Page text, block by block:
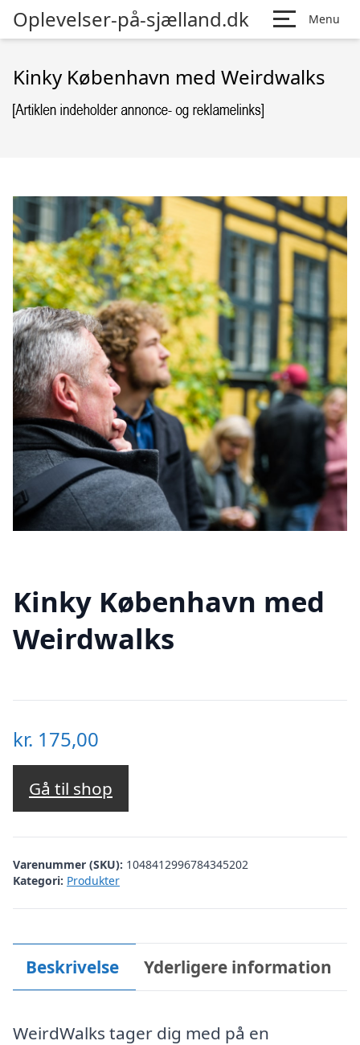
Oplevelser-på-sjælland.dk Menu
Kinky København med Weirdwalks
Kinky København med
Weirdwalks
kr. 175,00
Gå til shop
Varenummer (SKU): 1048412996784345202
Kategori: Produkter
Beskrivelse Yderligere information
WeirdWalks tager dig med på en